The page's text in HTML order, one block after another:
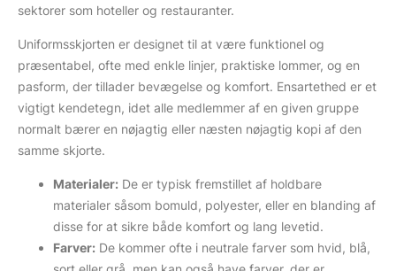
sektorer som hoteller og restauranter.
Uniformsskjorten er designet til at være funktionel og
præsentabel, ofte med enkle linjer, praktiske lommer, og en
pasform, der tillader bevægelse og komfort. Ensartethed er et
vigtigt kendetegn, idet alle medlemmer af en given gruppe
normalt bærer en nøjagtig eller næsten nøjagtig kopi af den
samme skjorte.
Materialer: De er typisk fremstillet af holdbare
materialer såsom bomuld, polyester, eller en blanding af
disse for at sikre både komfort og lang levetid.
Farver: De kommer ofte i neutrale farver som hvid, blå,